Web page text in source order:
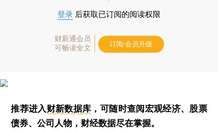
登录 后获取已订阅的阅读权限
财新通会员
可畅读全文
订阅/会员升级
推荐进入财新数据库 ，可随时查阅宏观经济、股票
债券、公司人物，财经数据尽在掌握。